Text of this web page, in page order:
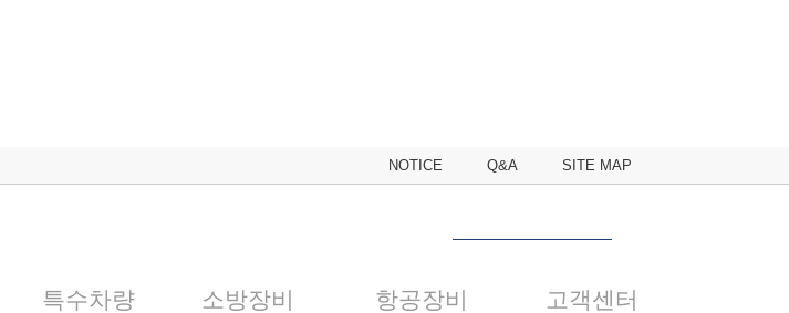
NOTICE Q&A SITE MAP
특수차량 소방장비 항공장비 고객센터